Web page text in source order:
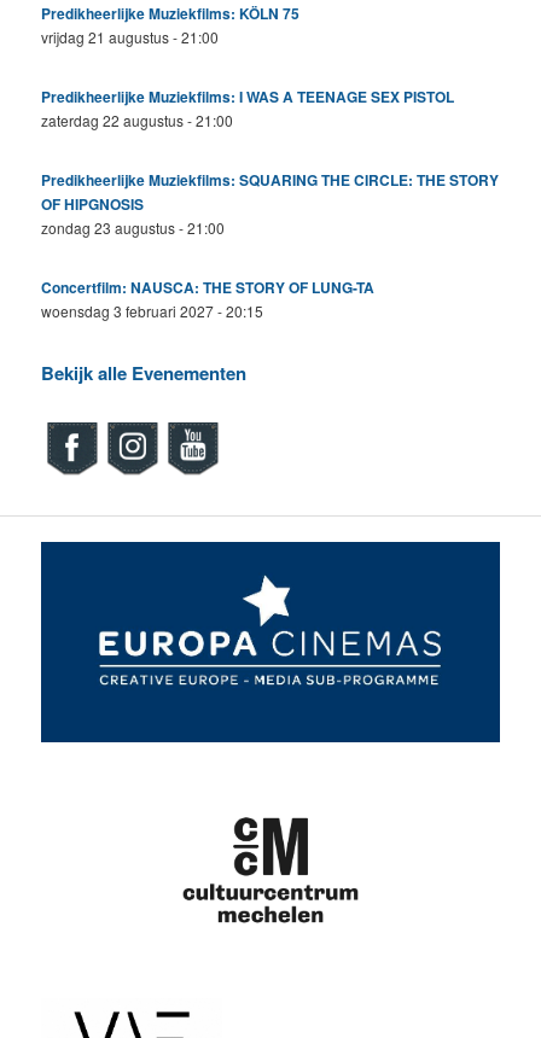
Predikheerlijke Muziekfilms: KÖLN 75
vrijdag 21 augustus - 21:00
Predikheerlijke Muziekfilms: I WAS A TEENAGE SEX PISTOL
zaterdag 22 augustus - 21:00
Predikheerlijke Muziekfilms: SQUARING THE CIRCLE: THE STORY
OF HIPGNOSIS
zondag 23 augustus - 21:00
Concertfilm: NAUSCA: THE STORY OF LUNG-TA
woensdag 3 februari 2027 - 20:15
Bekijk alle Evenementen